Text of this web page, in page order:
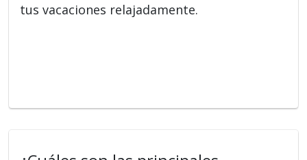
tus vacaciones relajadamente.